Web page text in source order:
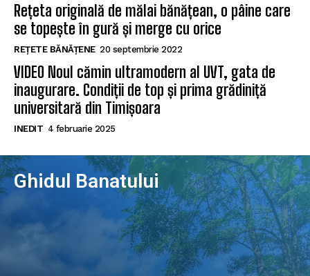
Rețeta originală de mălai bănățean, o pâine care
se topește în gură și merge cu orice
REȚETE BĂNĂȚENE 20 septembrie 2022
VIDEO Noul cămin ultramodern al UVT, gata de
inaugurare. Condiții de top și prima grădiniță
universitară din Timișoara
INEDIT 4 februarie 2025
Ghidul Banatului